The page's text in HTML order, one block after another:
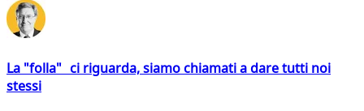
La "folla" ci riguarda, siamo chiamati a dare tutti noi
stessi